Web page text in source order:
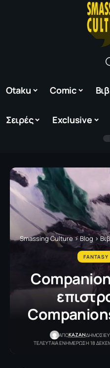
Otaku Comic
Σειρές Exclusive
Smassing Culture>Blog >
FANTASY
ΑΠΟKAZAN
ΤΕΛΕΥΤΑΙΑ ΕΝΗΜΕΡΩΣΗ 18